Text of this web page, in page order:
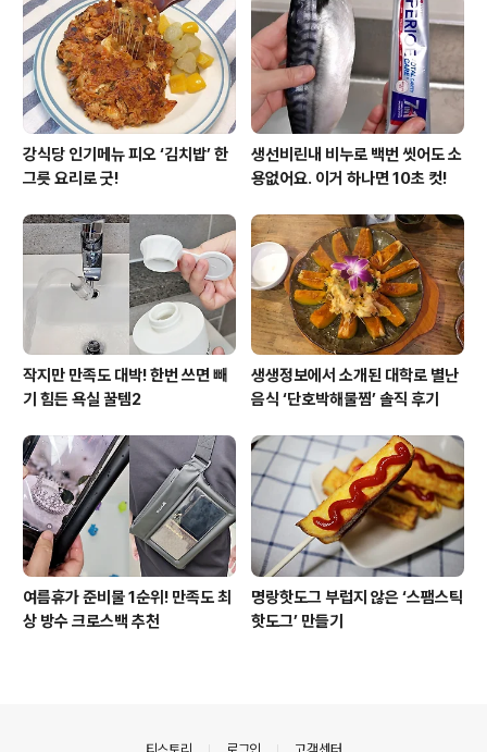
강식당 인기메뉴 피오 ‘김치밥’ 한
그릇 요리로 굿!
생선비린내 비누로 백번 씻어도 소
용없어요. 이거 하나면 10초 컷!
작지만 만족도 대박! 한번 쓰면 빼
기 힘든 욕실 꿀템2
생생정보에서 소개된 대학로 별난
음식 ‘단호박해물찜’ 솔직 후기
여름휴가 준비물 1순위! 만족도 최
상 방수 크로스백 추천
명랑핫도그 부럽지 않은 ‘스팸스틱
핫도그’ 만들기